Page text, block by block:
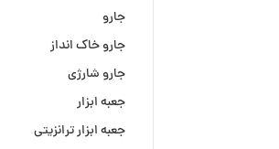
جارو
جارو خاک انداز
جارو شارژی
جعبه ابزار
جعبه ابزار ترانزیتی